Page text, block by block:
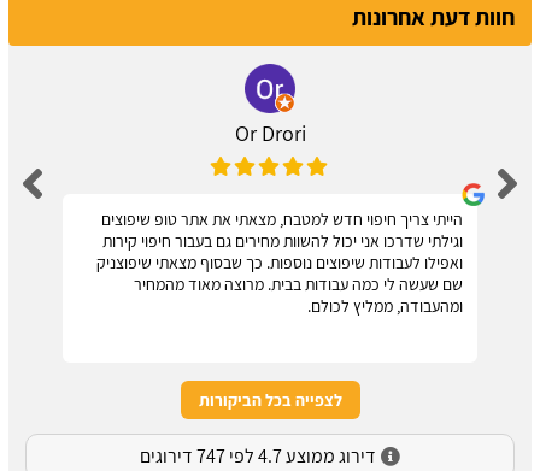
חוות דעת אחרונות
Or Drori
הייתי צריך חיפוי חדש למטבח, מצאתי את אתר טופ שיפוצים
וגילתי שדרכו אני יכול להשוות מחירים גם בעבור חיפוי קירות
ואפילו לעבודות שיפוצים נוספות. כך שבסוף מצאתי שיפוצניק
שם שעשה לי כמה עבודות בבית. מרוצה מאוד מהמחיר
ומהעבודה, ממליץ לכולם.
לצפייה בכל הביקורות
דירוג ממוצע 4.7 לפי 747 דירוגים